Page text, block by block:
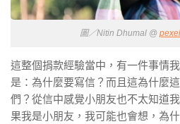
圖／Nitin Dhumal @
這整個捐款經驗當中，有一件事情
是： 為什麼要寫信？ 而且這為什麼
們？從信中感覺小朋友也不太知道
果我是小朋友，我可能也會想，為